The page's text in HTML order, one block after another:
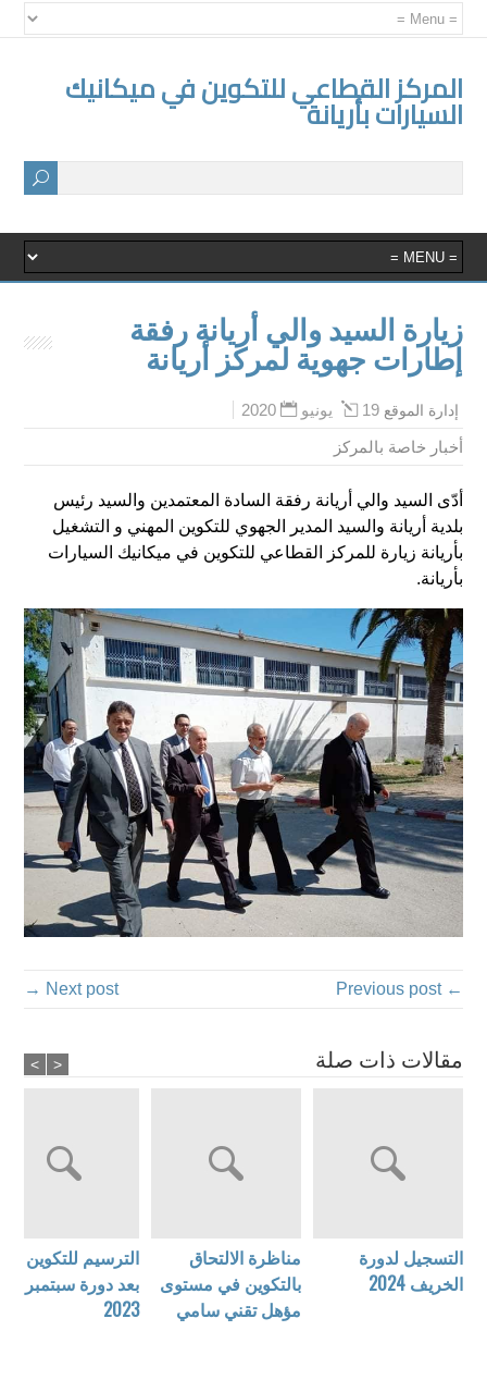
المركز القطاعي للتكوين في ميكانيك
السيارات بأريانة
زيارة السيد والي أريانة رفقة
إطارات جهوية لمركز أريانة
إدارة الموقع 19 يونيو 2020
أخبار خاصة بالمركز
أدّى السيد والي أريانة رفقة السادة المعتمدين والسيد رئيس
بلدية أريانة والسيد المدير الجهوي للتكوين المهني و التشغيل
بأريانة زيارة للمركز القطاعي للتكوين في ميكانيك السيارات
بأريانة.
← Previous post
Next post →
مقالات ذات صلة
التسجيل لدورة
الخريف 2024
مناظرة الالتحاق
بالتكوين في مستوى
مؤهل تقني سامي
الترسيم للتكوين
بعد دورة سبتمبر
2023
<
>